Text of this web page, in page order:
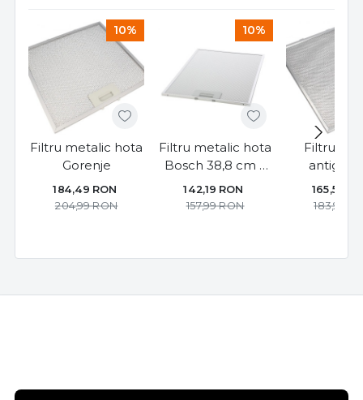
10%
Filtru metalic hota
Gorenje
184,49 RON
204,99RON
10%
Filtru metalic hota
Bosch 38,8 cm x
26,5 cm x 8 mm
142,19 RON
157,99RON
Filtru
Gorenje
259mm X
165,59
183,99